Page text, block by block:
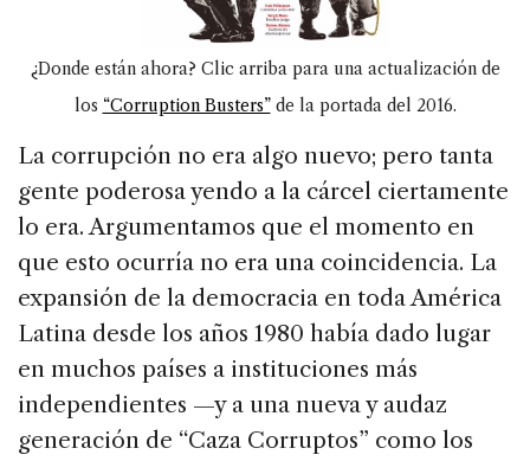
¿Donde están ahora? Clic arriba para una actualización de
los “Corruption Busters”de la portada del 2016.
La corrupción no era algo nuevo; pero tanta
gente poderosa yendo a la cárcel ciertamente
lo era. Argumentamos que el momento en
que esto ocurría no era una coincidencia. La
expansión de la democracia en toda América
Latina desde los años 1980 había dado lugar
en muchos países a instituciones más
independientes —y a una nueva y audaz
generación de “Caza Corruptos” como los